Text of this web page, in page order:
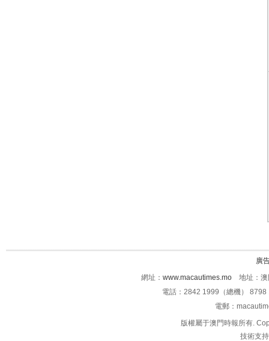
廣
網址： www.macautimes.mo 地址：澳
電話：2842 1999（總機）
電郵：
版權屬于澳門時報所有.
技術支